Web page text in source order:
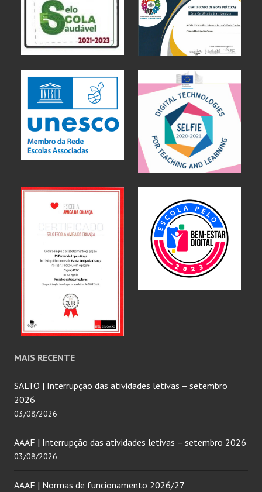
MAIS RECENTE
SALTO | Interrupção das atividades letivas – setembro
2026
03/08/2026
AAAF | Interrupção das atividades letivas – setembro 2026
03/08/2026
AAAF | Normas de funcionamento 2026/27